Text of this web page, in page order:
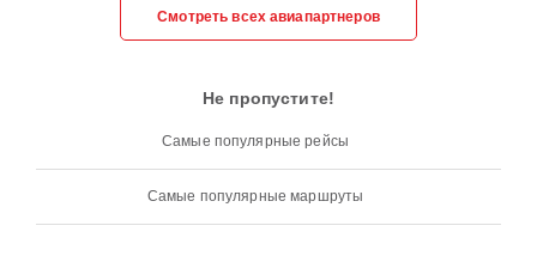
Смотреть всех авиапартнеров
Не пропустите!
Самые популярные рейсы
Самые популярные маршруты